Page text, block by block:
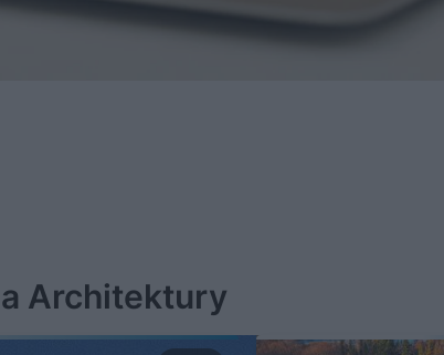
Architektury